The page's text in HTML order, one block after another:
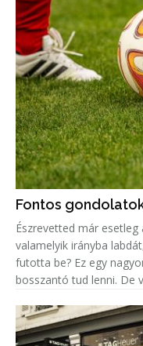
Fontos
Észrevetted már
valamelyik irányba
futotta be? Ez egy
bosszantó tud lenni. De